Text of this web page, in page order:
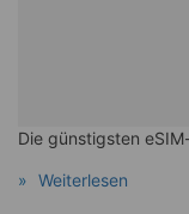
Die günstigsten
Weiterlesen